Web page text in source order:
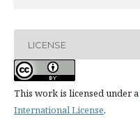
LICENSE
This work is licensed under a
International License.